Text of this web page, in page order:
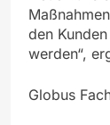
den
werden“,
Globus